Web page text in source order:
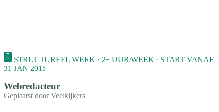
STRUCTUREEL WERK · 2+ UUR/WEEK · START VANAF
31 JAN 2015
Webredacteur
Geplaatst door Veelkijkers